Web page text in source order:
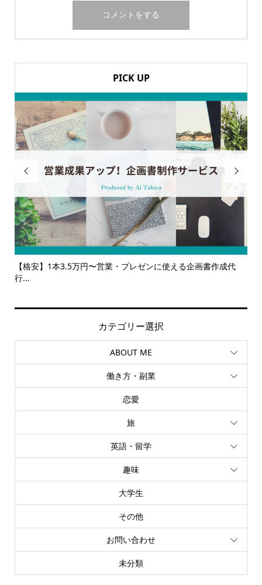
PICK UP

【格安】1本3.5万円〜営業・プレゼンに使える企画書作成代
行...
【サ

カテゴリー選択
ABOUT ME
働き方・副業
恋愛
旅
英語・留学
趣味
大学生
その他
お問い合わせ
未分類